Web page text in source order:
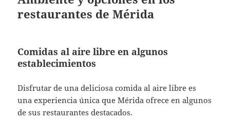
restaurantes de Mérida
Comidas al aire libre en algunos
establecimientos
Disfrutar de una deliciosa comida al aire libre es
una experiencia única que Mérida ofrece en algunos
de sus restaurantes destacados.